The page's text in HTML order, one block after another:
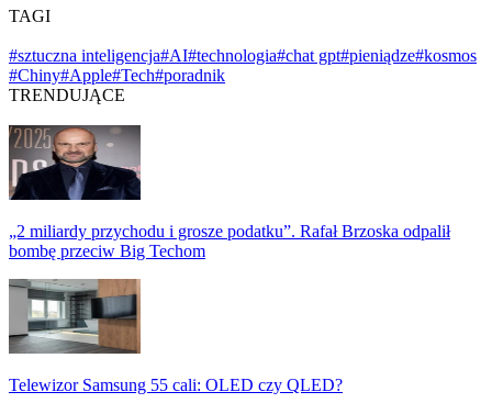
TAGI
#sztuczna inteligencja#AI#technologia#chat gpt#pieniądze#kosmos
#Chiny#Apple#Tech#poradnik
TRENDUJĄCE
„2 miliardy przychodu i grosze podatku”. Rafał Brzoska odpalił
bombę przeciw Big Techom
Telewizor Samsung 55 cali: OLED czy QLED?